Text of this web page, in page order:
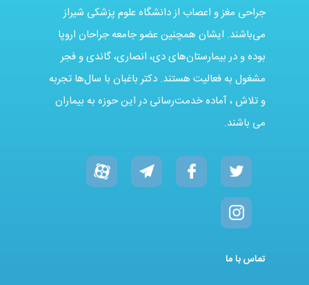
جراحی مغز و اعصاب از دانشگاه علوم پزشکی شیراز
می‌باشند. ایشان همچنین عضو جامعه جراحان اروپا
بوده و در بیمارستان‌های دی، انصاری، گاندی و فجر
مشغول به فعالیت هستند. دکتر باغبان با سال‌ها تجربه
و تلاش ، آماده خدمت‌رسانی در این حوزه به بیماران
می باشند.
تماس با ما